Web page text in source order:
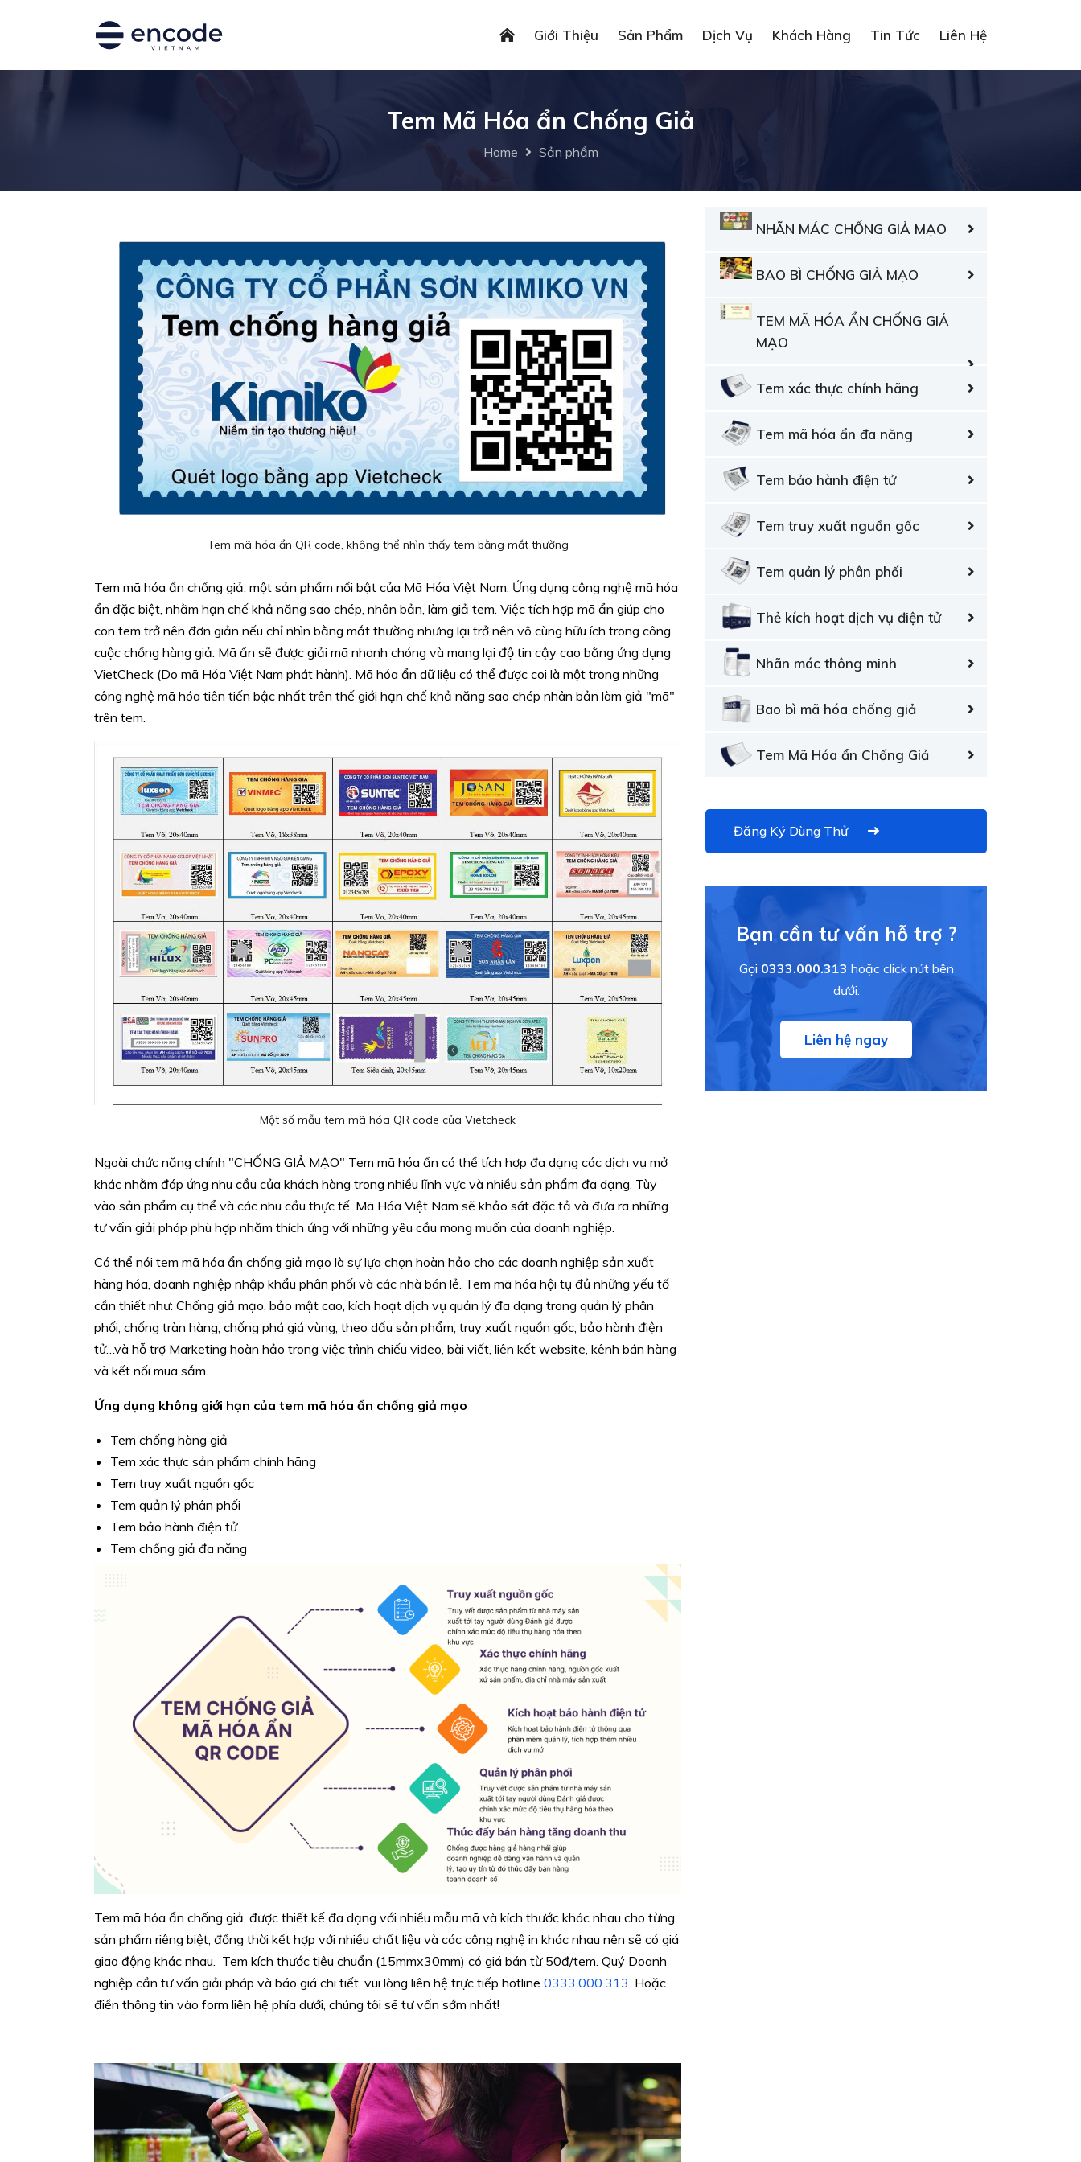
Giới Thiệu Sản Phẩm Dịch Vụ Khách Hàng Tin Tức Liên Hệ
Tem Mã Hóa ẩn Chống Giả
Home Sản phẩm
Tem mã hóa ẩn QR code, không thể nhìn thấy tem bằng mắt thường
Tem mã hóa ẩn chống giả, một sản phẩm nổi bật của Mã Hóa Việt Nam. Ứng dụng công nghệ mã hóa
ẩn đặc biệt, nhằm hạn chế khả năng sao chép, nhân bản, làm giả tem. Việc tích hợp mã ẩn giúp cho
con tem trở nên đơn giản nếu chỉ nhìn bằng mắt thường nhưng lại trở nên vô cùng hữu ích trong công
cuộc chống hàng giả. Mã ẩn sẽ được giải mã nhanh chóng và mang lại độ tin cậy cao bằng ứng dụng
VietCheck (Do mã Hóa Việt Nam phát hành). Mã hóa ẩn dữ liệu có thể được coi là một trong những
công nghệ mã hóa tiên tiến bậc nhất trên thế giới hạn chế khả năng sao chép nhân bản làm giả "mã"
trên tem.
Một số mẫu tem mã hóa QR code của Vietcheck
Ngoài chức năng chính "CHỐNG GIẢ MẠO" Tem mã hóa ẩn có thể tích hợp đa dạng các dịch vụ mở
khác nhằm đáp ứng nhu cầu của khách hàng trong nhiều lĩnh vực và nhiều sản phẩm đa dạng. Tùy
vào sản phẩm cụ thể và các nhu cầu thực tế. Mã Hóa Việt Nam sẽ khảo sát đặc tả và đưa ra những
tư vấn giải pháp phù hợp nhằm thích ứng với những yêu cầu mong muốn của doanh nghiệp.
Có thể nói tem mã hóa ẩn chống giả mạo là sự lựa chọn hoàn hảo cho các doanh nghiệp sản xuất
hàng hóa, doanh nghiệp nhập khẩu phân phối và các nhà bán lẻ. Tem mã hóa hội tụ đủ những yếu tố
cần thiết như: Chống giả mạo, bảo mật cao, kích hoạt dịch vụ quản lý đa dạng trong quản lý phân
phối, chống tràn hàng, chống phá giá vùng, theo dấu sản phẩm, truy xuất nguồn gốc, bảo hành điện
tử…và hỗ trợ Marketing hoàn hảo trong việc trình chiếu video, bài viết, liên kết website, kênh bán hàng
và kết nối mua sắm.
Ứng dụng không giới hạn của tem mã hóa ẩn chống giả mạo
Tem chống hàng giả
Tem xác thực sản phẩm chính hãng
Tem truy xuất nguồn gốc
Tem quản lý phân phối
Tem bảo hành điện tử
Tem chống giả đa năng
Tem mã hóa ẩn chống giả, được thiết kế đa dạng với nhiều mẫu mã và kích thước khác nhau cho từng
sản phẩm riêng biệt, đồng thời kết hợp với nhiều chất liệu và các công nghệ in khác nhau nên sẽ có giá
giao động khác nhau. Tem kích thước tiêu chuẩn (15mmx30mm) có giá bán từ 50đ/tem. Quý Doanh
nghiệp cần tư vấn giải pháp và báo giá chi tiết, vui lòng liên hệ trực tiếp hotline 0333.000.313 . Hoặc
điền thông tin vào form liên hệ phía dưới, chúng tôi sẽ tư vấn sớm nhất!
NHÃN MÁC CHỐNG GIẢ MẠO
BAO BÌ CHỐNG GIẢ MẠO
TEM MÃ HÓA ẨN CHỐNG GIẢ
MẠO
Tem xác thực chính hãng
Tem mã hóa ẩn đa năng
Tem bảo hành điện tử
Tem truy xuất nguồn gốc
Tem quản lý phân phối
Thẻ kích hoạt dịch vụ điện tử
Nhãn mác thông minh
Bao bì mã hóa chống giả
Tem Mã Hóa ẩn Chống Giả
Đăng Ký Dùng Thử
Bạn cần tư vấn hỗ trợ ?
Gọi 0333.000.313 hoặc click nút bên
dưới.
Liên hệ ngay